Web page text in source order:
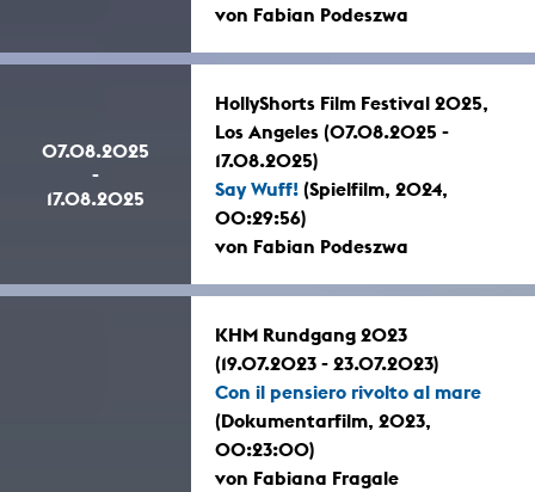
von Fabian Podeszwa
07.08.2025
-
17.08.2025
HollyShorts Film Festival 2025,
Los Angeles (07.08.2025 -
17.08.2025)
Say Wuff! (Spielfilm, 2024,
00:29:56)
von Fabian Podeszwa
KHM Rundgang 2023
(19.07.2023 - 23.07.2023)
Con il pensiero rivolto al mare
(Dokumentarfilm, 2023,
00:23:00)
von Fabiana Fragale